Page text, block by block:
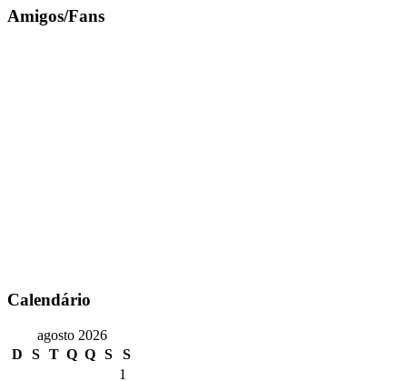
Amigos/Fans
Calendário
agosto 2026
D
S T Q Q S
S
1